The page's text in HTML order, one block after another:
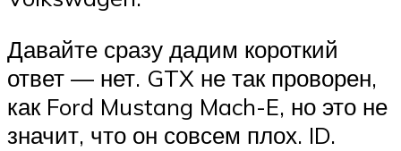
Давайте сразу дадим короткий
ответ — нет. GTX не так проворен,
как Ford Mustang Mach-E, но это не
значит, что он совсем плох. ID.